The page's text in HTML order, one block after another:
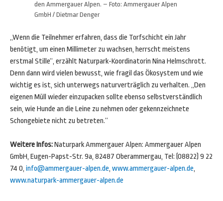
den Ammergauer Alpen. – Foto: Ammergauer Alpen
GmbH / Dietmar Denger
„Wenn die Teilnehmer erfahren, dass die Torfschicht ein Jahr
benötigt, um einen Millimeter zu wachsen, herrscht meistens
erstmal Stille“, erzählt Naturpark-Koordinatorin Nina Helmschrott.
Denn dann wird vielen bewusst, wie fragil das Ökosystem und wie
wichtig es ist, sich unterwegs naturverträglich zu verhalten. „Den
eigenen Müll wieder einzupacken sollte ebenso selbstverständlich
sein, wie Hunde an die Leine zu nehmen oder gekennzeichnete
Schongebiete nicht zu betreten.“
Weitere Infos:Naturpark Ammergauer Alpen: Ammergauer Alpen
GmbH, Eugen-Papst-Str. 9a, 82487 Oberammergau, Tel: (08822) 9 22
74 0, info@ammergauer-alpen.de, www.ammergauer-alpen.de,
www.naturpark-ammergauer-alpen.de